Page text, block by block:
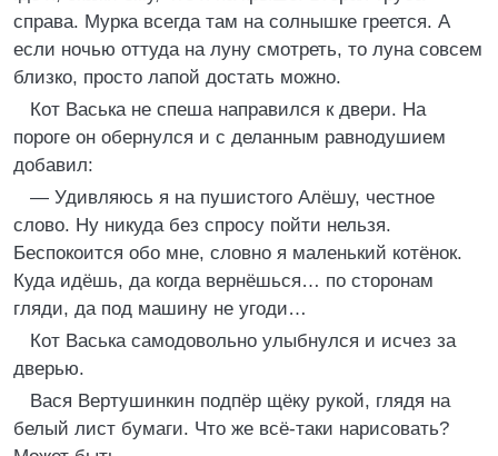
справа. Мурка всегда там на солнышке греется. А
если ночью оттуда на луну смотреть, то луна совсем
близко, просто лапой достать можно.
Кот Васька не спеша направился к двери. На
пороге он обернулся и с деланным равнодушием
добавил:
— Удивляюсь я на пушистого Алёшу, честное
слово. Ну никуда без спросу пойти нельзя.
Беспокоится обо мне, словно я маленький котёнок.
Куда идёшь, да когда вернёшься… по сторонам
гляди, да под машину не угоди…
Кот Васька самодовольно улыбнулся и исчез за
дверью.
Вася Вертушинкин подпёр щёку рукой, глядя на
белый лист бумаги. Что же всё-таки нарисовать?